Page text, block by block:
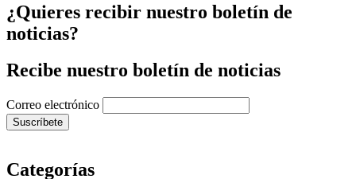
¿Quieres recibir nuestro boletín de
noticias?
Recibe nuestro boletín de noticias
Correo electrónico
Categorías